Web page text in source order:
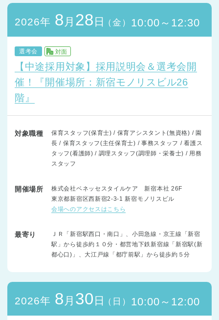
2026年 8 月 28 日 （金） 10:00～12:30
選考会 対面
【中途採用対象】採用説明会＆選考会開
催！『開催場所：新宿モノリスビル26
階』
対象職種
保育スタッフ(保育士) / 保育アシスタント(無資格) / 園
長 / 保育スタッフ(主任保育士) / 事務スタッフ / 看護ス
タッフ(看護師) / 調理スタッフ(調理師・栄養士) / 用務
スタッフ
開催場所
株式会社ベネッセスタイルケア 新宿本社 26F
東京都新宿区西新宿2-3-1 新宿モノリスビル
会場へのアクセスはこちら
最寄り
ＪＲ「新宿駅西口・南口」、小田急線・京王線「新宿
駅」から徒歩約１０分・都営地下鉄新宿線「新宿駅(新
都心口)」、大江戸線「都庁前駅」から徒歩約５分
2026年 8 月 30 日 （日） 10:00～12:00